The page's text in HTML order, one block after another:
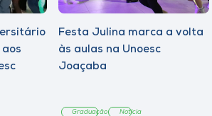
Festa Julina marca a volta
às aulas na Unoesc
Joaçaba
Graduação Notícia